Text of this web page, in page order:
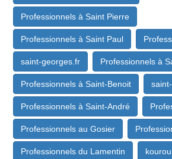
Professionnels à Saint Pierre
Professionnels à Saint Paul
saint-georges.fr Professionnels à
Professionnels à Saint-Benoit
Professionnels à Saint-André
Professionnels au Gosier
Professionnels du Lamentin